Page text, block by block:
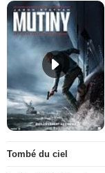
Tombé du ciel